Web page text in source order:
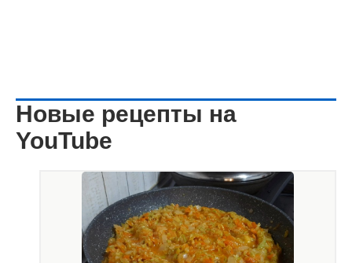
Новые рецепты на
YouTube